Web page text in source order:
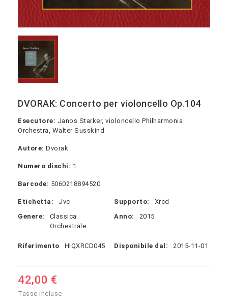
DVORAK: Concerto per violoncello Op.104
Esecutore: Janos Starker, violoncello Philharmonia
Orchestra, Walter Susskind
Autore: Dvorak
Numero dischi: 1
Barcode: 5060218894520
Etichetta: Jvc Supporto:
Xrcd
Genere:
Classica
Orchestrale
Anno: 2015
Riferimento HIQXRCD045 Disponibile dal: 2015-11-01
42,00 €
Tasse incluse